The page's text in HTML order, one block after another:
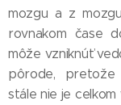
mozgu a z
rovnakom čase
môže vzniknúť
pôrode, pretože
stále nie je